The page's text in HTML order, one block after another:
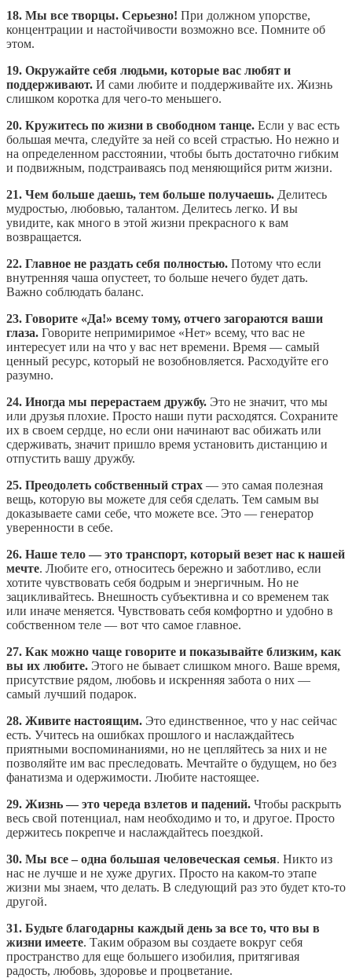
18. Мы все творцы. Серьезно! При должном упорстве,
концентрации и настойчивости возможно все. Помните об
этом.
19. Окружайте себя людьми, которые вас любят и
поддерживают. И сами любите и поддерживайте их. Жизнь
слишком коротка для чего-то меньшего.
20. Кружитесь по жизни в свободном танце. Если у вас есть
большая мечта, следуйте за ней со всей страстью. Но нежно и
на определенном расстоянии, чтобы быть достаточно гибким
и подвижным, подстраиваясь под меняющийся ритм жизни.
21. Чем больше даешь, тем больше получаешь. Делитесь
мудростью, любовью, талантом. Делитесь легко. И вы
увидите, как много в этой жизни прекрасного к вам
возвращается.
22. Главное не раздать себя полностью. Потому что если
внутренняя чаша опустеет, то больше нечего будет дать.
Важно соблюдать баланс.
23. Говорите «Да!» всему тому, отчего загораются ваши
глаза. Говорите непримиримое «Нет» всему, что вас не
интересует или на что у вас нет времени. Время — самый
ценный ресурс, который не возобновляется. Расходуйте его
разумно.
24. Иногда мы перерастаем дружбу. Это не значит, что мы
или друзья плохие. Просто наши пути расходятся. Сохраните
их в своем сердце, но если они начинают вас обижать или
сдерживать, значит пришло время установить дистанцию и
отпустить вашу дружбу.
25. Преодолеть собственный страх — это самая полезная
вещь, которую вы можете для себя сделать. Тем самым вы
доказываете сами себе, что можете все. Это — генератор
уверенности в себе.
26. Наше тело — это транспорт, который везет нас к нашей
мечте. Любите его, относитесь бережно и заботливо, если
хотите чувствовать себя бодрым и энергичным. Но не
зацикливайтесь. Внешность субъективна и со временем так
или иначе меняется. Чувствовать себя комфортно и удобно в
собственном теле — вот что самое главное.
27. Как можно чаще говорите и показывайте близким, как
вы их любите. Этого не бывает слишком много. Ваше время,
присутствие рядом, любовь и искренняя забота о них —
самый лучший подарок.
28. Живите настоящим. Это единственное, что у нас сейчас
есть. Учитесь на ошибках прошлого и наслаждайтесь
приятными воспоминаниями, но не цепляйтесь за них и не
позволяйте им вас преследовать. Мечтайте о будущем, но без
фанатизма и одержимости. Любите настоящее.
29. Жизнь — это череда взлетов и падений. Чтобы раскрыть
весь свой потенциал, нам необходимо и то, и другое. Просто
держитесь покрепче и наслаждайтесь поездкой.
30. Мы все – одна большая человеческая семья. Никто из
нас не лучше и не хуже других. Просто на каком-то этапе
жизни мы знаем, что делать. В следующий раз это будет кто-то
другой.
31. Будьте благодарны каждый день за все то, что вы в
жизни имеете. Таким образом вы создаете вокруг себя
пространство для еще большего изобилия, притягивая
радость, любовь, здоровье и процветание.